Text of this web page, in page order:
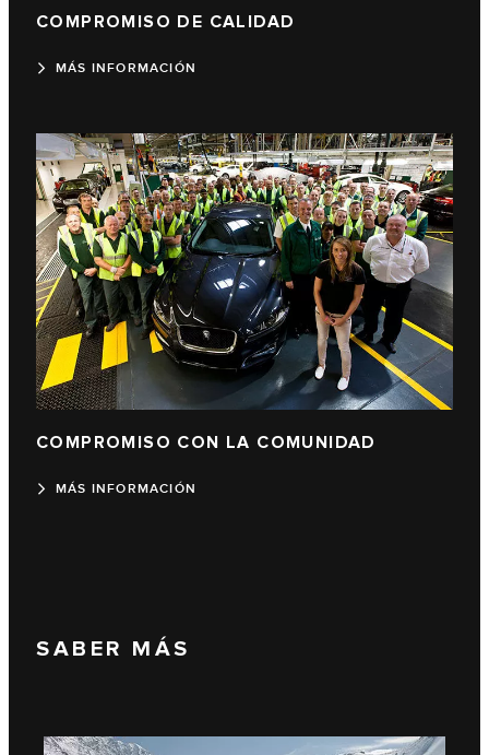
COMPROMISO DE CALIDAD
MÁS INFORMACIÓN
COMPROMISO CON LA COMUNIDAD
MÁS INFORMACIÓN
SABER MÁS